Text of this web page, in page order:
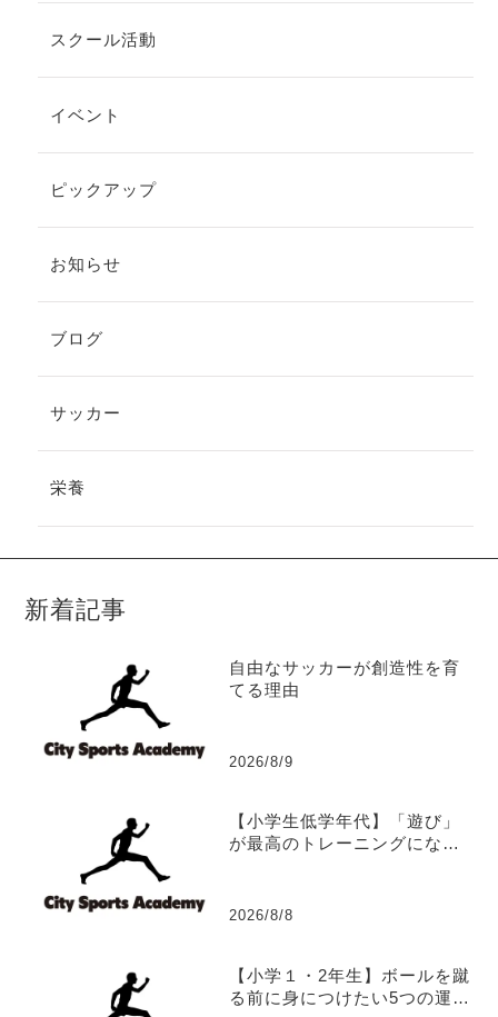
スクール活動
イベント
ピックアップ
お知らせ
ブログ
サッカー
栄養
新着記事
自由なサッカーが創造性を育
てる理由
2026/8/9
【小学生低学年代】「遊び」
が最高のトレーニングになる
2026/8/8
【小学１・2年生】ボールを蹴
る前に身につけたい5つの運動